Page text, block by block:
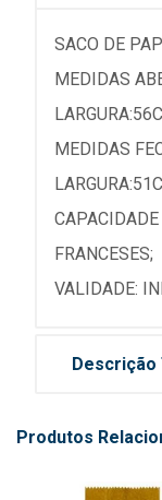
SACO DE
MEDIDAS
MEDIDAS
FRANCESES;
VALIDADE:
Descrição
Produtos